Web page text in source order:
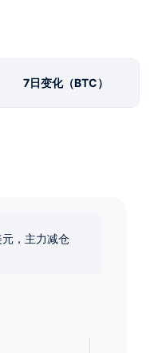
7日变化（BTC）
，主力减仓